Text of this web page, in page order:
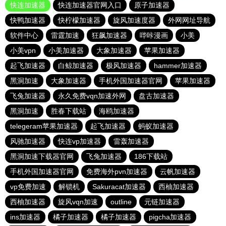
快连加速器
快连加速器官网入口
原子加速器
快鸭加速器
快柠檬加速器 旋风加速度器
外网网址导航
软件中心
雷霆加速 狂飙加速器 哔咔漫画
小美
小美vpn
小美加速器 大象加速器
苹果加速器
起飞加速器
白鲸加速器 极风加速器
hammer加速器
黑洞加速
大象加速器 手机外国加速器官网
苹果加速器
飞兔加速器
永久免费vqn加速外网
盘古加速器
黑洞加速
胜春下载站
海鸥加速器
telegeram苹果加速器
起飞加速器
蚂蚁加速器
风驰加速器
快连vp加速器
雷轰加速器
黑洞加速下载器官网
飞兔加速器
186下载站
手机外国加速器官网
免费海外pvn加速器
云帆加速器
vp免费加速
解锁机 Sakuracat加速器
西柚加速器
西柚加速器
旋风vqn加速 outline
元链加速器
ins加速器
橘子加速器 橘子加速器 pigcha加速器